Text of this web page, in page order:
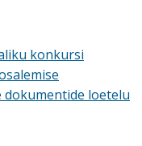
konkursi
loetelu